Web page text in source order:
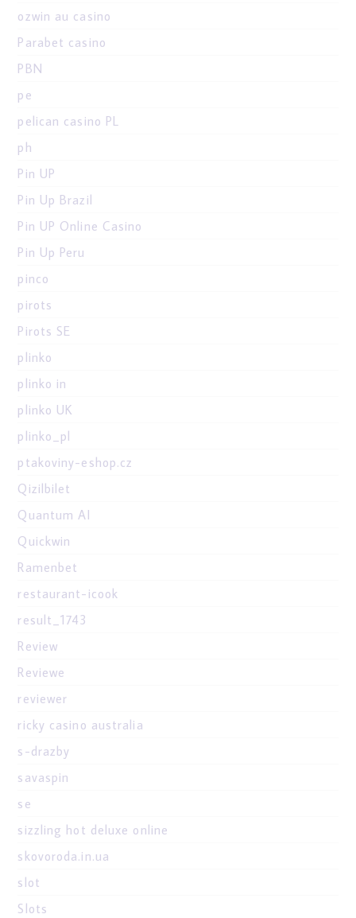
ozwin au casino
Parabet casino
PBN
pe
pelican casino PL
ph
Pin UP
Pin Up Brazil
Pin UP Online Casino
Pin Up Peru
pinco
pirots
Pirots SE
plinko
plinko in
plinko UK
plinko_pl
ptakoviny-eshop.cz
Qizilbilet
Quantum AI
Quickwin
Ramenbet
restaurant-icook
result_1743
Review
Reviewe
reviewer
ricky casino australia
s-drazby
savaspin
se
sizzling hot deluxe online
skovoroda.in.ua
slot
Slots